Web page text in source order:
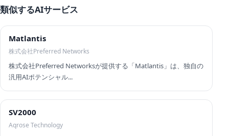
類似するAIサービス
Matlantis
株式会社Preferred Networks
株式会社Preferred Networksが提供する「Matlantis」は、独自の
汎用AIポテンシャル...
SV2000
Aqrose Technology